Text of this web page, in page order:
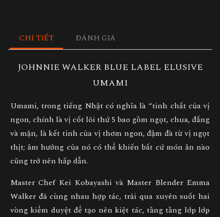
CHI TIẾT ĐÁNH GIÁ
JOHNNIE WALKER BLUE LABEL ELUSIVE
UMAMI
Umami, trong tiếng Nhật có nghĩa là “tinh chất của vị
ngon, chính là vị cốt lõi thứ 5 bao gồm ngọt, chua, đắng
và mặn, là kết tỉnh của vị thơm ngon, đậm đà từ vị ngọt
thịt; âm hưởng của nó có thể khiến bất cứ món ăn nào
cũng trở nên hấp dẫn.
Master Chef Kei Kobayashi và Master Blender Emma
Walker đã cùng nhau hợp tác, trải qua xuyên suốt hai
vòng kiểm duyệt để tạo nên kiệt tác, tầng tầng lớp lớp